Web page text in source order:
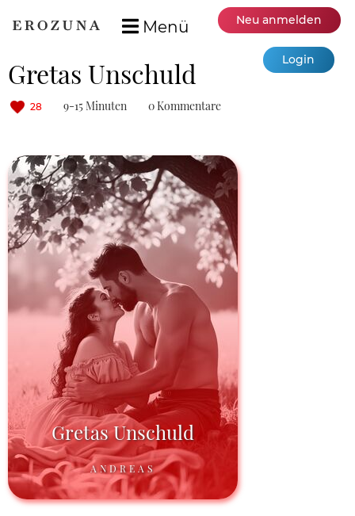
Menü Neu anmelden
Login
Gretas Unschuld
28 9-15 Minuten 0 Kommentare
Gretas Unschuld
ANDREAS